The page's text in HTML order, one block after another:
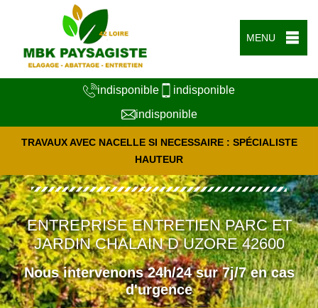
MENU
indisponible
indisponible
indisponible
TRAVAUX AVEC NACELLE SI NECESSAIRE : SPÉCIALISTE
HAUTEUR
ENTREPRISE ENTRETIEN PARC ET
JARDIN CHALAIN D UZORE 42600
Nous intervenons 24h/24 sur 7j/7 en cas
d'urgence